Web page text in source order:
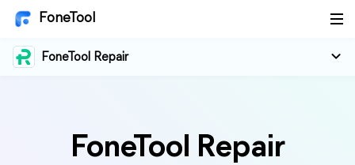
FoneTool
FoneTool Repair
FoneTool Repair